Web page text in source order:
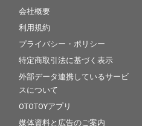
会社概要
利用規約
プライバシー・ポリシー
特定商取引法に基づく表示
外部データ連携しているサービ
スについて
OTOTOYアプリ
媒体資料と広告のご案内